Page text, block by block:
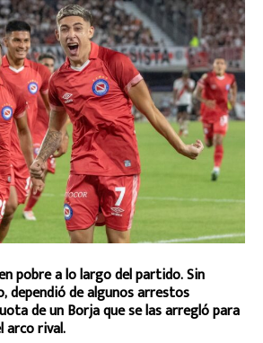
pobre a lo largo del partido. Sin
dependió de algunos arrestos
de un Borja que se las arregló para
arco rival.